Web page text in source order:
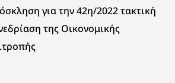
για την 42η/2022 τακτική
της Οικονομικής